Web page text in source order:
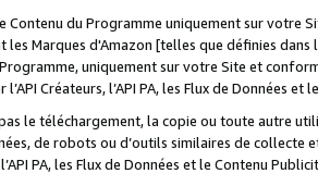
Contenu du Programme uniquement sur votre
les Marques d'Amazon [telles que définies dans
uniquement sur votre Site et
l’API Créateurs, l’API PA, les Flux de Données
le téléchargement, la copie ou toute autre
de robots ou d’outils similaires de
PA, les Flux de Données et le Contenu